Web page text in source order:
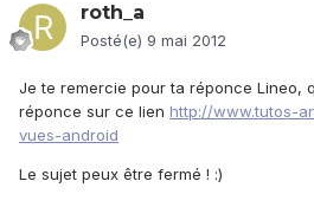
roth_a
Posté(e) 9 mai 2012
Je te remercie pour ta réponce Lineo,
réponce sur ce lien http://www.tutos-
vues-android
Le sujet peux être fermé ! :)